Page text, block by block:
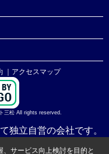
｜アクセスマップ
三松 All rights reserved.
独立自営の会社です。
サービス向上検討を目的と